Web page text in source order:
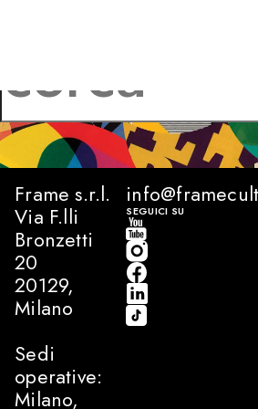
Frame s.r.l.
Via F.lli
Bronzetti
20
20129,
Milano
Sedi
operative:
Milano,
SEGUICI SU